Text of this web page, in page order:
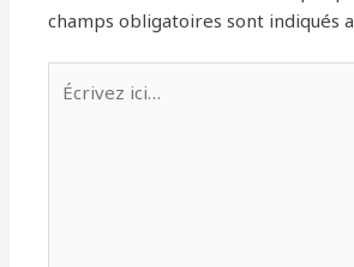
champs obligatoires sont indiqués
ici…